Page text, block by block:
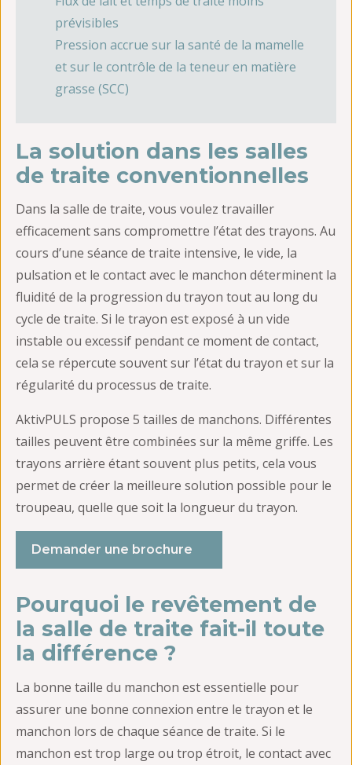
prévisibles
Pression accrue sur la santé de la mamelle
et sur le contrôle de la teneur en matière
grasse (SCC)
La solution dans les salles
de traite conventionnelles
Dans la salle de traite, vous voulez travailler
efficacement sans compromettre l’état des trayons. Au
cours d’une séance de traite intensive, le vide, la
pulsation et le contact avec le manchon déterminent la
fluidité de la progression du trayon tout au long du
cycle de traite. Si le trayon est exposé à un vide
instable ou excessif pendant ce moment de contact,
cela se répercute souvent sur l’état du trayon et sur la
régularité du processus de traite.
AktivPULS propose 5 tailles de manchons. Différentes
tailles peuvent être combinées sur la même griffe. Les
trayons arrière étant souvent plus petits, cela vous
permet de créer la meilleure solution possible pour le
troupeau, quelle que soit la longueur du trayon.
Demander une brochure
Pourquoi le revêtement de
la salle de traite fait-il toute
la différence ?
La bonne taille du manchon est essentielle pour
assurer une bonne connexion entre le trayon et le
manchon lors de chaque séance de traite. Si le
manchon est trop large ou trop étroit, le contact avec